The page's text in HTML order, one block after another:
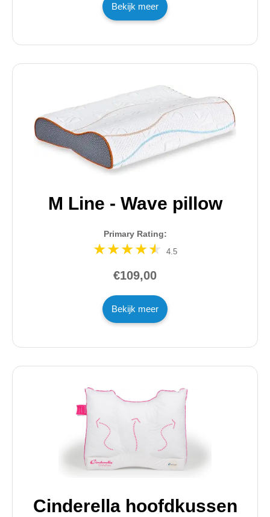
Bekijk meer
M Line - Wave pillow
Primary Rating:
4.5
€109,00
Bekijk meer
Cinderella hoofdkussen